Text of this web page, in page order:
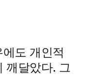
도 개인적
깨달았다. 그